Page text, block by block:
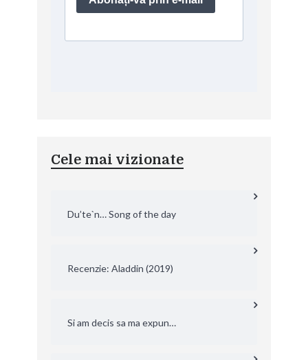
Cele mai vizionate
Du’te`n… Song of the day
Recenzie: Aladdin (2019)
Si am decis sa ma expun…